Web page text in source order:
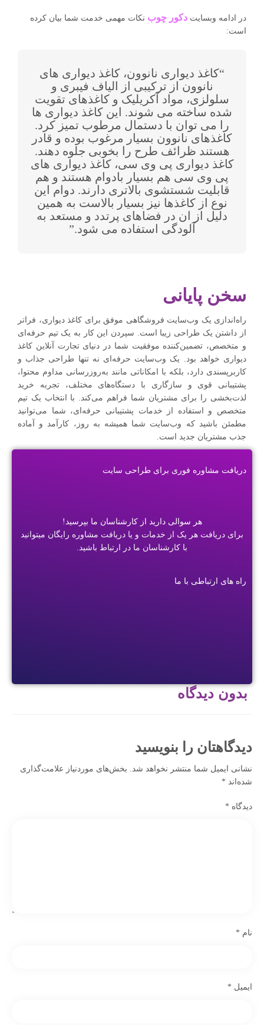
در ادامه وبسایت دکور چوب نکات مهمی خدمت شما بیان کرده
است:
“کاغذ دیواری نانوون، کاغذ دیواری های
نانوون از ترکیبی از الیاف فیبری و
سلولزی، مواد آکریلیک و کاغذهای تقویت
شده ساخته می شوند. این کاغذ دیواری ها
را می توان با دستمال مرطوب تمیز کرد.
کاغذهای نانوون بسیار مرغوب بوده و قادر
هستند ظرائف طرح را بخوبی جلوه دهند.
کاغذ دیواری پی وی سی، کاغذ دیواری های
پی وی سی هم بسیار بادوام هستند و هم
قابلیت شستشوی بالاتری دارند. دوام این
نوع از کاغذها نیز بسیار بالاست به همین
دلیل از ان در فضاهای پرتدد و مستعد به
آلودگی استفاده می شود.”
سخن پایانی
راه‌اندازی یک وب‌سایت فروشگاهی موفق برای کاغذ دیواری، فراتر
از داشتن یک طراحی زیبا است. سپردن این کار به یک تیم حرفه‌ای
و متخصص، تضمین‌کننده موفقیت شما در دنیای تجارت آنلاین کاغذ
دیواری خواهد بود. یک وب‌سایت حرفه‌ای نه تنها طراحی جذاب و
کاربرپسندی دارد، بلکه با امکاناتی مانند به‌روزرسانی مداوم محتوا،
پشتیبانی قوی و سازگاری با دستگاه‌های مختلف، تجربه خرید
لذت‌بخشی را برای مشتریان شما فراهم می‌کند. با انتخاب یک تیم
متخصص و استفاده از خدمات پشتیبانی حرفه‌ای، شما می‌توانید
مطمئن باشید که وب‌سایت شما همیشه به روز، کارآمد و آماده
جذب مشتریان جدید است.
دریافت مشاوره فوری برای طراحی سایت
هر سوالی دارید از کارشناسان ما بپرسید!
برای دریافت هر یک از خدمات و یا دریافت مشاوره رایگان میتوانید
با کارشناسان ما در ارتباط باشید.
راه های ارتباطی با ما
بدون دیدگاه
دیدگاهتان را بنویسید
نشانی ایمیل شما منتشر نخواهد شد. بخش‌های موردنیاز علامت‌گذاری
شده‌اند *
دیدگاه *
نام *
ایمیل *